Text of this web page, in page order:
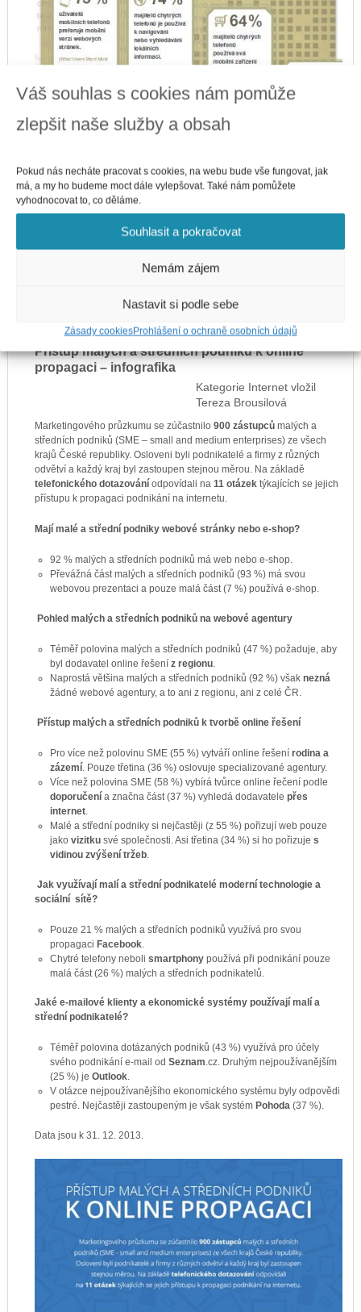
Váš souhlas s cookies nám pomůže
zlepšit naše služby a obsah
Pokud nás necháte pracovat s cookies, na webu bude vše fungovat, jak
má, a my ho budeme moct dále vylepšovat. Také nám pomůžete
vyhodnocovat to, co děláme.
Souhlasit a pokračovat
Nemám zájem
Nastavit si podle sebe
Zásady cookiesProhlášení o ochraně osobních údajů
Zdroj:agentura-najisto.cz
Embed Our Infographic On Your Site!
Přístup malých a středních podniků k online
propagaci – infografika
Kategorie Internetvložil
Tereza Brousilová
Marketingového průzkumu se zúčastnilo 900 zástupcůmalých a
středních podniků (SME – small and medium enterprises) ze všech
krajů České republiky. Osloveni byli podnikatelé a firmy z různých
odvětví a každý kraj byl zastoupen stejnou měrou. Na základě
telefonického dotazováníodpovídali na 11 otázektýkajících se jejich
přístupu k propagaci podnikání na internetu.
Mají malé a střední podniky webové stránky nebo e-shop?
92 % malých a středních podniků má web nebo e-shop.
Převážná část malých a středních podniků (93 %) má svou
webovou prezentaci a pouze malá část (7 %) používá e-shop.
Pohled malých a středních podniků na webové agentury
Téměř polovina malých a středních podniků (47 %) požaduje, aby
byl dodavatel online řešení z regionu.
Naprostá většina malých a středních podniků (92 %) však nezná
žádné webové agentury, a to ani z regionu, ani z celé ČR.
Přístup malých a středních podniků k tvorbě online řešení
Pro více než polovinu SME (55 %) vytváří online řešení rodina a
zázemí. Pouze třetina (36 %) oslovuje specializované agentury.
Více než polovina SME (58 %) vybírá tvůrce online řečení podle
doporučenía značna část (37 %) vyhledá dodavatele přes
internet.
Malé a střední podniky si nejčastěji (z 55 %) pořizují web pouze
jako vizitkusvé společnosti. Asi třetina (34 %) si ho pořizuje s
vidinou zvýšení tržeb.
Jak využívají malí a střední podnikatelé moderní technologie a
sociální sítě?
Pouze 21 % malých a středních podniků využívá pro svou
propagaci Facebook.
Chytré telefony neboli smartphonypoužívá při podnikání pouze
malá část (26 %) malých a středních podnikatelů.
Jaké e-mailové klienty a ekonomické systémy používají malí a
střední podnikatelé?
Téměř polovina dotázaných podniků (43 %) využívá pro účely
svého podnikání e-mail od Seznam.cz. Druhým nejpoužívanějším
(25 %) je Outlook.
V otázce nejpoužívanějšího ekonomického systému byly odpovědi
pestré. Nejčastěji zastoupeným je však systém Pohoda(37 %).
Data jsou k 31. 12. 2013.